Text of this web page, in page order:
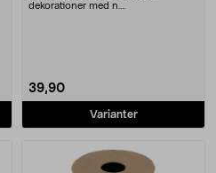
dekorationer med n....
39,90
Varianter